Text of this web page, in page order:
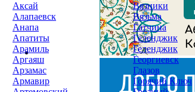
Аксай
Алапаевск
Анапа
Апатиты
Арамиль
Аргаяш
Арзамас
Армавир
Вязники
Вязьма
Гатчина
Геленджик
Геленджик
Георгиевск
Глазов
Горячий Ключ